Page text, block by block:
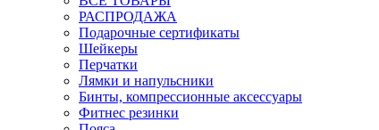
РАСПРОДАЖА
Подарочные сертификаты
Шейкеры
Перчатки
Лямки и напульсники
Бинты, компрессионные аксессуары
Фитнес резинки